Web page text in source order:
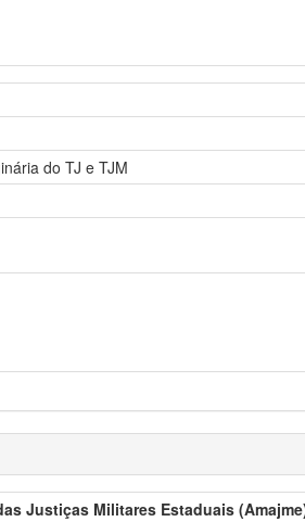
do TJ e TJM
Justiças Militares Estaduais